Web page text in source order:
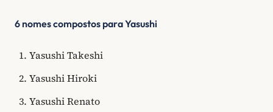
6 nomes compostos para Yasushi
Yasushi Takeshi
Yasushi Hiroki
Yasushi Renato